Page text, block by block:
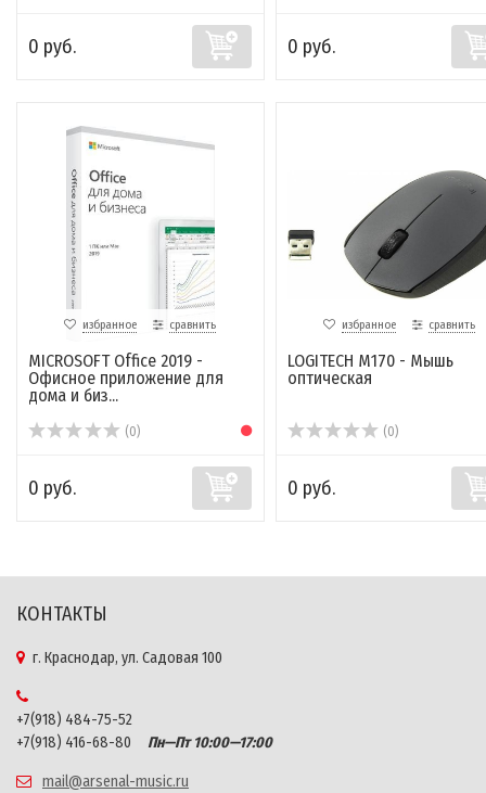
0 руб. 0 руб.
избранное сравнить
MICROSOFT Office 2019 -
Офисное приложение для
дома и биз...
(0)
0 руб.
избранное сравнить
LOGITECH M170 - Мышь
оптическая
(0)
0 руб.
КОНТАКТЫ
г. Краснодар, ул. Садовая 100
+7(918) 484-75-52
+7(918) 416-68-80
Пн—Пт 10:00—17:00
mail@arsenal-music.ru